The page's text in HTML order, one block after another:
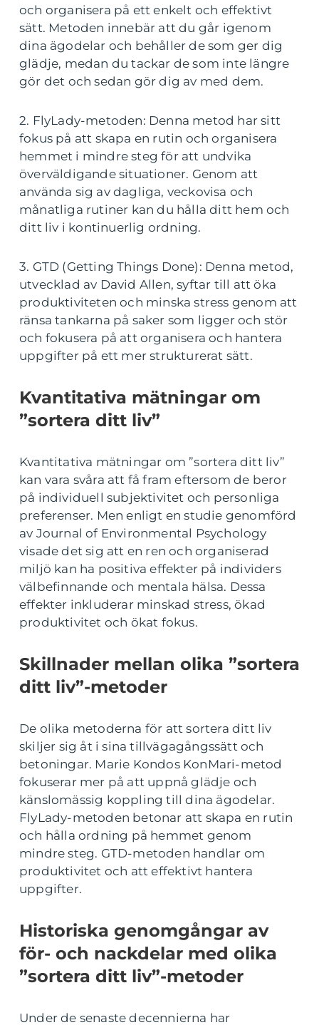
och organisera på ett enkelt och effektivt
sätt. Metoden innebär att du går igenom
dina ägodelar och behåller de som ger dig
glädje, medan du tackar de som inte längre
gör det och sedan gör dig av med dem.
2. FlyLady-metoden: Denna metod har sitt
fokus på att skapa en rutin och organisera
hemmet i mindre steg för att undvika
överväldigande situationer. Genom att
använda sig av dagliga, veckovisa och
månatliga rutiner kan du hålla ditt hem och
ditt liv i kontinuerlig ordning.
3. GTD (Getting Things Done): Denna metod,
utvecklad av David Allen, syftar till att öka
produktiviteten och minska stress genom att
ränsa tankarna på saker som ligger och stör
och fokusera på att organisera och hantera
uppgifter på ett mer strukturerat sätt.
Kvantitativa mätningar om
”sortera ditt liv”
Kvantitativa mätningar om ”sortera ditt liv”
kan vara svåra att få fram eftersom de beror
på individuell subjektivitet och personliga
preferenser. Men enligt en studie genomförd
av Journal of Environmental Psychology
visade det sig att en ren och organiserad
miljö kan ha positiva effekter på individers
välbefinnande och mentala hälsa. Dessa
effekter inkluderar minskad stress, ökad
produktivitet och ökat fokus.
Skillnader mellan olika ”sortera
ditt liv”-metoder
De olika metoderna för att sortera ditt liv
skiljer sig åt i sina tillvägagångssätt och
betoningar. Marie Kondos KonMari-metod
fokuserar mer på att uppnå glädje och
känslomässig koppling till dina ägodelar.
FlyLady-metoden betonar att skapa en rutin
och hålla ordning på hemmet genom
mindre steg. GTD-metoden handlar om
produktivitet och att effektivt hantera
uppgifter.
Historiska genomgångar av
för- och nackdelar med olika
”sortera ditt liv”-metoder
Under de senaste decennierna har